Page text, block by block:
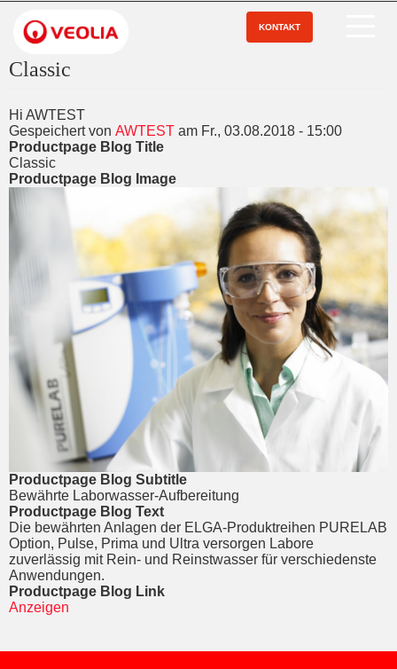
zum
Inhalt
KONTAKT
Classic
Hi AWTEST
Gespeichert von AWTEST am Fr., 03.08.2018 - 15:00
Productpage Blog Title
Classic
Productpage Blog Image
Productpage Blog Subtitle
Bewährte Laborwasser-Aufbereitung
Productpage Blog Text
Die bewährten Anlagen der ELGA-Produktreihen PURELAB
Option, Pulse, Prima und Ultra versorgen Labore
zuverlässig mit Rein- und Reinstwasser für verschiedenste
Anwendungen.
Productpage Blog Link
Anzeigen